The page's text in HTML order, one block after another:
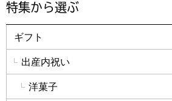
特集から選ぶ
ギフト
出産内祝い
洋菓子